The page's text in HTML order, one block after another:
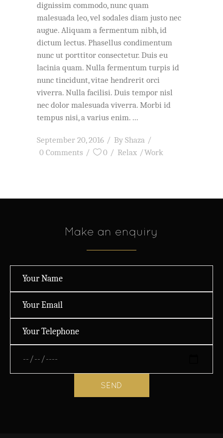
dignissim commodo, nunc quam
malesuada leo, vel sodales diam justo nec
augue. Aliquam a fermentum nibh, id
dictum lectus. Phasellus condimentum
nunc ut porttitor consectetur. Duis eu
lacinia quam. Nulla fermentum turpis id
nunc tincidunt, vitae hendrerit orci
viverra. Nulla facilisi. Duis tempor nisl
nec dolor malesuada viverra. Morbi id
tempus nisi, a varius enim.
September 20, 2016 By Shaza
0 Comments
0 Relax Work
Make an enquiry